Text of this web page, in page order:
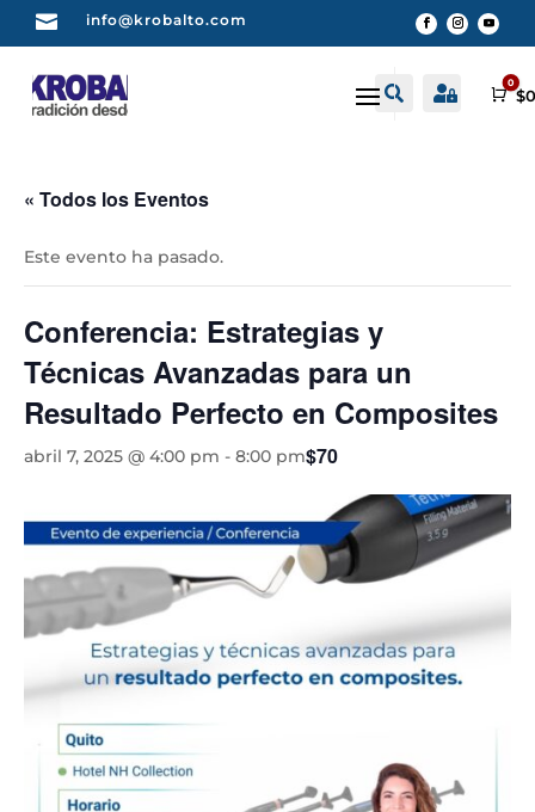
 info@krobalto.com
 Buscar
 Cuenta
0
$
« Todos los Eventos
Este evento ha pasado.
Conferencia: Estrategias y
Técnicas Avanzadas para un
Resultado Perfecto en Composites
abril 7, 2025 @ 4:00 pm - 8:00 pm$70